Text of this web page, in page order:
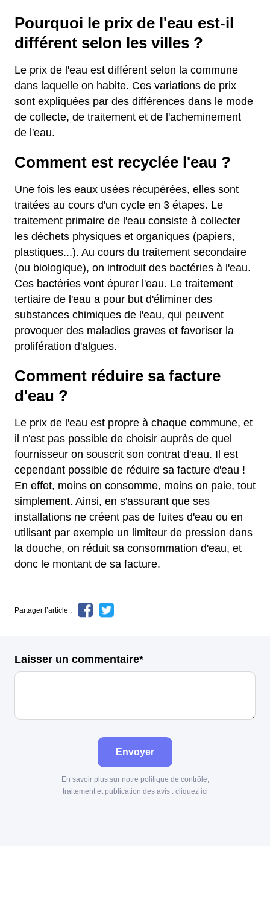
Pourquoi le prix de l'eau est-il
différent selon les villes ?
Le prix de l'eau est différent selon la commune
dans laquelle on habite. Ces variations de prix
sont expliquées par des différences dans le mode
de collecte, de traitement et de l'acheminement
de l'eau.
Comment est recyclée l'eau ?
Une fois les eaux usées récupérées, elles sont
traitées au cours d'un cycle en 3 étapes. Le
traitement primaire de l'eau consiste à collecter
les déchets physiques et organiques (papiers,
plastiques...). Au cours du traitement secondaire
(ou biologique), on introduit des bactéries à l'eau.
Ces bactéries vont épurer l'eau. Le traitement
tertiaire de l'eau a pour but d'éliminer des
substances chimiques de l'eau, qui peuvent
provoquer des maladies graves et favoriser la
prolifération d'algues.
Comment réduire sa facture
d'eau ?
Le prix de l'eau est propre à chaque commune, et
il n'est pas possible de choisir auprès de quel
fournisseur on souscrit son contrat d'eau. Il est
cependant possible de réduire sa facture d'eau !
En effet, moins on consomme, moins on paie, tout
simplement. Ainsi, en s'assurant que ses
installations ne créent pas de fuites d'eau ou en
utilisant par exemple un limiteur de pression dans
la douche, on réduit sa consommation d'eau, et
donc le montant de sa facture.
Partager l’article :
Laisser un commentaire*
Envoyer
En savoir plus sur notre politique de contrôle,
traitement et publication des avis : cliquez ici